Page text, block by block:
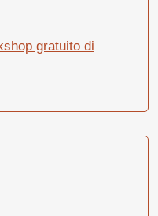
gratuito di